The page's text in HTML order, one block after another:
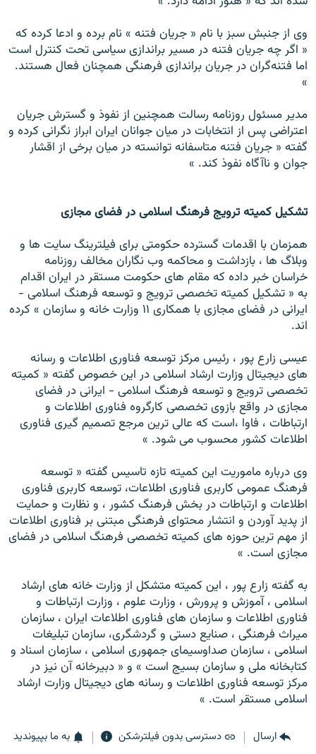
وی از جنبش سبز با نام « جريان فتنه » نام برده و ادعا کرده که
« اگر چه جريان فتنه در مسير براندازی سياسی تحت کنترل است
اما فتنه‌گران در جريان براندازی فرهنگی همچنان فعال هستند.
»
مدير مسئول روزنامه رسالت همچنين از نفوذ و گسترش جريان
اعتراضی پس از انتخابات در ميان جوانان ايران ابراز نگرانی کرده و
گفته « جريان فتنه متاسفانه توانسته در ميان برخی از اقشار
جوان و ناآگاه نفوذ کند. »
تشکيل کميته ترويج فرهنگ اسلامی در فضای مجازی
همزمان با اقدمات گسترده حکومتی برای فيلترينگ سايت ها و
وبلاگ ها ، بازداشت و محاکمه وب نگاران مخالف روزنامه
خراسان خبر داده که مقام های حکومت مستقر در ايران اقدام
به « تشکيل کميته تخصصی ترويج و توسعه فرهنگ اسلامی -
ايرانی در فضای مجازی با همکاری ۱۱ وزارت خانه و سازمان » کرده
اند.
عيسی زارع پور ، رئيس مرکز توسعه فناوری اطلاعات و رسانه
های ديجيتال وزارت ارشاد اسلامی در اين خصوص گفته « کميته
تخصصی ترويج و توسعه فرهنگ اسلامی - ايرانی در فضای
مجازی در واقع بازوی تخصصی کارگروه فناوری اطلاعات و
ارتباطات ، فاوا ،است که عالی ترين مرجع تصميم گيری فناوری
اطلاعات کشور محسوب می شود. »
وی درباره ماموريت اين کميته تازه تاسيس گفته « توسعه
فرهنگ عمومی کاربری فناوری اطلاعات، توسعه کاربری فناوری
اطلاعات و ارتباطات در بخش فرهنگ کشور ، و نظارت و حمايت
از پديد آوردن و انتشار محتوای فرهنگی مبتنی بر فناوری اطلاعات
از مهم ترين حوزه های کميته تخصصی فرهنگ اسلامی در فضای
مجازی است. »
به گفته زارع پور ، اين کميته متشکل از وزارت خانه های ارشاد
اسلامی ، آموزش و پرورش ، وزارت علوم ، وزارت ارتباطات و
فناوری اطلاعات و سازمان های فناوری اطلاعات ايران ، سازمان
ميراث فرهنگی ، صنايع دستی و گردشگری، سازمان تبليغات
اسلامی ، سازمان صداوسيمای جمهوری اسلامی ، سازمان اسناد و
کتابخانه ملی و سازمان بسيج است » و « دبيرخانه آن نيز در
مرکز توسعه فناوری اطلاعات و رسانه های ديجيتال وزارت ارشاد
اسلامی مستقر است. »
ارسال دسترسی بدون فیلترشکن به ما بپیوندید